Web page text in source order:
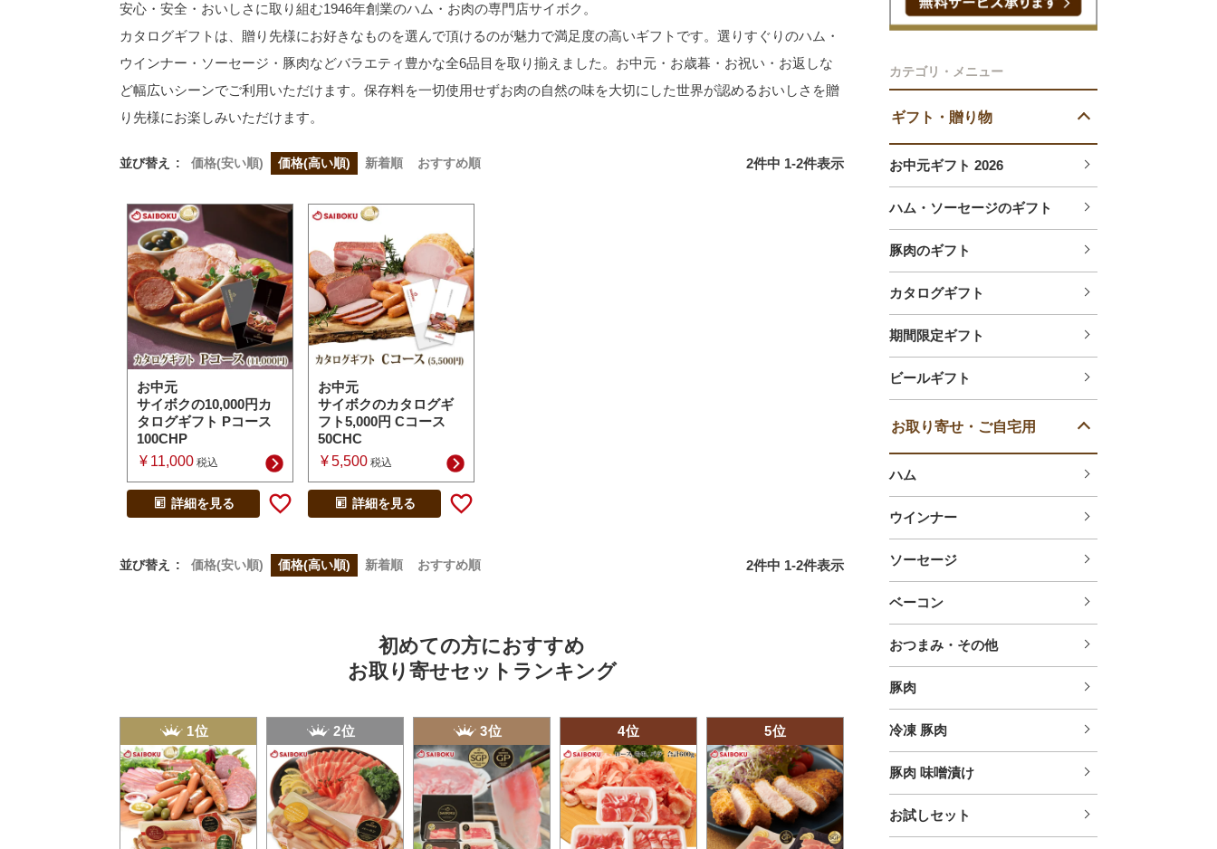
カテゴリ・メニュー
ギフト・贈り物
お中元ギフト 2026
ハム・ソーセージのギフト
豚肉のギフト
カタログギフト
期間限定ギフト
ビールギフト
お取り寄せ・ご自宅用
ハム
ウインナー
ソーセージ
ベーコン
おつまみ・その他
豚肉
冷凍 豚肉
豚肉 味噌漬け
お試しセット
安心・安全・おいしさに取り組む1946年創業のハム・お肉の専門店サイボク。
カタログギフトは、贈り先様にお好きなものを選んで頂けるのが魅力で満足度の高いギフトです。選りすぐりのハム・
ウインナー・ソーセージ・豚肉などバラエティ豊かな全6品目を取り揃えました。お中元・お歳暮・お祝い・お返しな
ど幅広いシーンでご利用いただけます。保存料を一切使用せずお肉の自然の味を大切にした世界が認めるおいしさを贈
り先様にお楽しみいただけます。
並び替え 価格(安い順) 価格(高い順) 新着順 おすすめ順 2件中 1-2件表示
お中元
サイボクの10,000円カ
タログギフト Pコース
100CHP
¥ 11,000 税込
詳細を見る
お中元
サイボクのカタログギ
フト5,000円 Cコース
50CHC
¥5,500 税込
詳細を見る
並び替え 価格(安い順) 価格(高い順) 新着順 おすすめ順 2件中 1-2件表示
初めての方におすすめ
お取り寄せセットランキング
1位 2位 3位 4位 5位